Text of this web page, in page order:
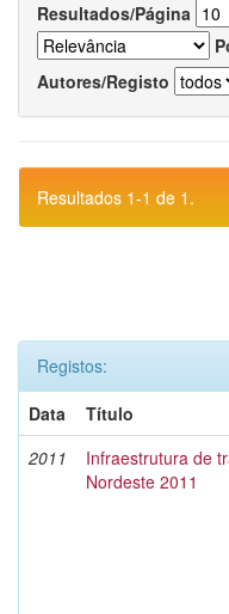
Resultados/Página
Autores/Registo
Resultados 1-1 de 1.
Registos:
Data
Título
2011
Infraestrutura de
Nordeste 2011